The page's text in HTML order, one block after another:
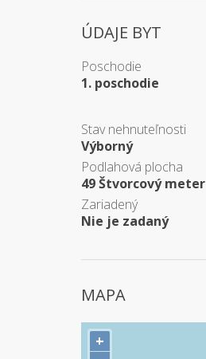
ÚDAJE BYT
Poschodie
1. poschodie
Stav nehnuteľnosti
Výborný
Podlahová plocha
49 Štvorcový meter
Zariadený
Nie je zadaný
MAPA
+